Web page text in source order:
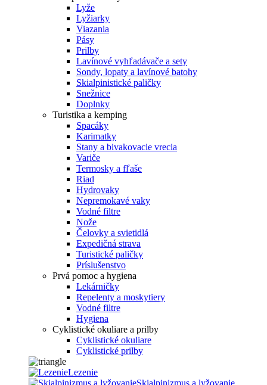
Lyže
Lyžiarky
Viazania
Pásy
Prilby
Lavínové vyhľadávače a sety
Sondy, lopaty a lavínové batohy
Skialpinistické paličky
Snežnice
Doplnky
Turistika a kemping
Spacáky
Karimatky
Stany a bivakovacie vrecia
Variče
Termosky a fľaše
Riad
Hydrovaky
Nepremokavé vaky
Vodné filtre
Nože
Čelovky a svietidlá
Expedičná strava
Turistické paličky
Príslušenstvo
Prvá pomoc a hygiena
Lekárničky
Repelenty a moskytiery
Vodné filtre
Hygiena
Cyklistické okuliare a prilby
Cyklistické okuliare
Cyklistické prilby
Lezenie
Skialpinizmus a lyžovanie